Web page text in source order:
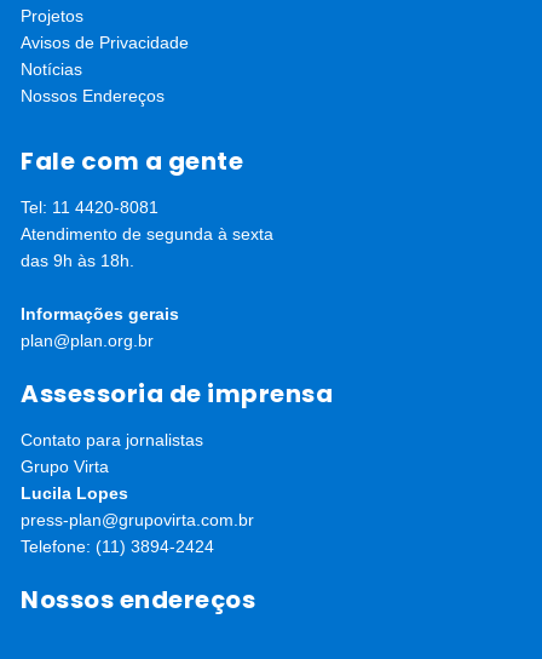
Projetos
Avisos de Privacidade
Notícias
Nossos Endereços
Fale com a gente
Tel: 11 4420-8081
Atendimento de segunda à sexta
das 9h às 18h.
Informações gerais
plan@plan.org.br
Assessoria de imprensa
Contato para jornalistas
Grupo Virta
Lucila Lopes
press-plan@grupovirta.com.br
Telefone: (11) 3894-2424
Nossos endereços